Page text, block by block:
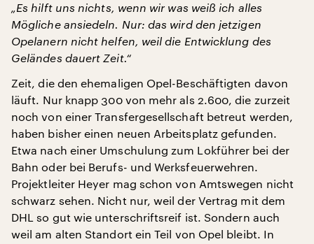
„Es hilft uns nichts, wenn wir was weiß ich alles
Mögliche ansiedeln. Nur: das wird den jetzigen
Opelanern nicht helfen, weil die Entwicklung des
Geländes dauert Zeit.“
Zeit, die den ehemaligen Opel-Beschäftigten davon
läuft. Nur knapp 300 von mehr als 2.600, die zurzeit
noch von einer Transfergesellschaft betreut werden,
haben bisher einen neuen Arbeitsplatz gefunden.
Etwa nach einer Umschulung zum Lokführer bei der
Bahn oder bei Berufs- und Werksfeuerwehren.
Projektleiter Heyer mag schon von Amtswegen nicht
schwarz sehen. Nicht nur, weil der Vertrag mit dem
DHL so gut wie unterschriftsreif ist. Sondern auch
weil am alten Standort ein Teil von Opel bleibt. In